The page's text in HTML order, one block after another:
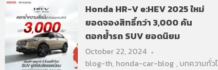
Honda HR-V e:HEV 2025 ใหม่
ยอดจองสิทธิ์กว่า 3,000 คัน
ตอกย้ำรถ SUV ยอดนิยม
October 22, 2024
blog-th, honda-car-blog , บทความทั่ว